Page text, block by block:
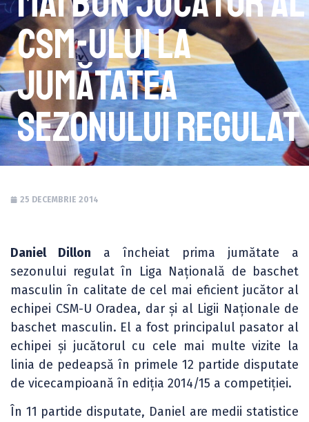
CSM-ului la
jumătatea
sezonului regulat
25 DECEMBRIE 2014
Daniel Dillon a încheiat prima jumătate a
sezonului regulat în Liga Națională de baschet
masculin în calitate de cel mai eficient jucător al
echipei CSM-U Oradea, dar și al Ligii Naționale de
baschet masculin. El a fost principalul pasator al
echipei și jucătorul cu cele mai multe vizite la
linia de pedeapsă în primele 12 partide disputate
de vicecampioană în ediția 2014/15 a competiției.
În 11 partide disputate, Daniel are medii statistice